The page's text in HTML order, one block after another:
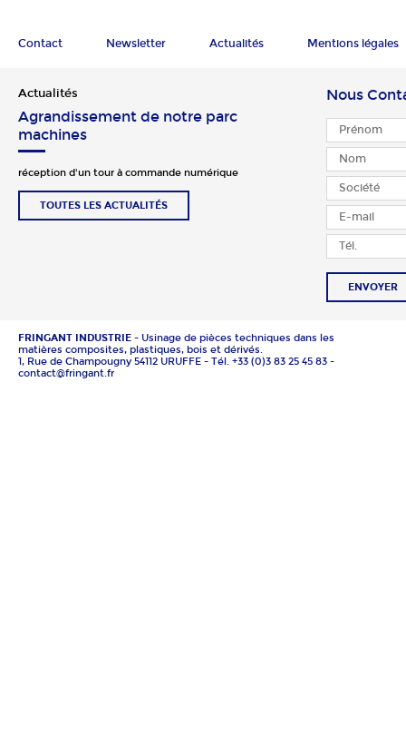
Contact Newsletter Actualités Mentions légales
Actualités
Agrandissement de notre parc
machines
réception d'un tour à commande numérique
TOUTES LES ACTUALITÉS
Nous
ENVOYER
FRINGANT INDUSTRIE - Usinage de pièces techniques dans les
matières composites, plastiques, bois et dérivés.
1, Rue de Champougny 54112 URUFFE - Tél. +33 (0)3 83 25 45 83 -
contact@fringant.fr